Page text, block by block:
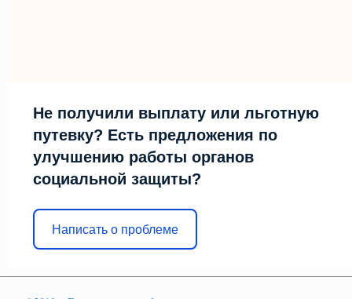
Не получили выплату или льготную
путевку? Есть предложения по
улучшению работы органов
социальной защиты?
Написать о проблеме